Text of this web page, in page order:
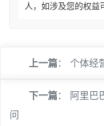
人，如涉及您的权益
上一篇： 个体经
下一篇： 阿里巴
问